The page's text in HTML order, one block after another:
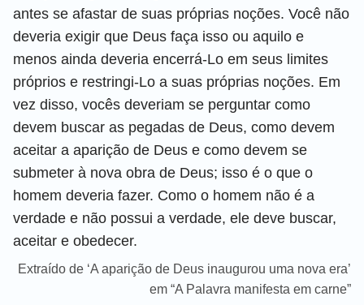
antes se afastar de suas próprias noções. Você não
deveria exigir que Deus faça isso ou aquilo e
menos ainda deveria encerrá-Lo em seus limites
próprios e restringi-Lo a suas próprias noções. Em
vez disso, vocês deveriam se perguntar como
devem buscar as pegadas de Deus, como devem
aceitar a aparição de Deus e como devem se
submeter à nova obra de Deus; isso é o que o
homem deveria fazer. Como o homem não é a
verdade e não possui a verdade, ele deve buscar,
aceitar e obedecer.
Extraído de ‘A aparição de Deus inaugurou uma nova era’
em “A Palavra manifesta em carne”